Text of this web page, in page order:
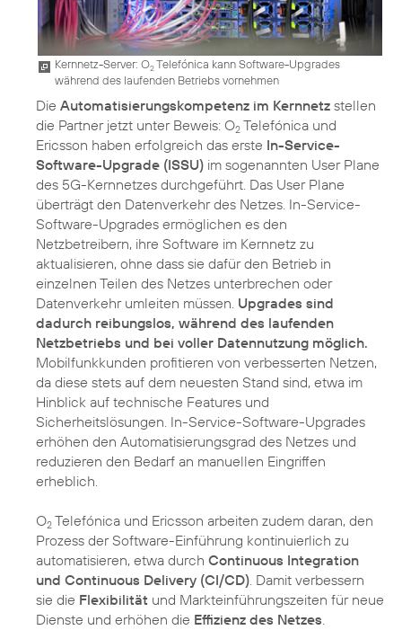
Kernnetz-Server: O2Telefónica kann Software-Upgrades
während des laufenden Betriebs vornehmen
Die Automatisierungskompetenz im Kernnetz stellen
die Partner jetzt unter Beweis: O2 Telefónica und
Ericsson haben erfolgreich das erste In-Service-
Software-Upgrade (ISSU) im sogenannten User Plane
des 5G-Kernnetzes durchgeführt. Das User Plane
überträgt den Datenverkehr des Netzes. In-Service-
Software-Upgrades ermöglichen es den
Netzbetreibern, ihre Software im Kernnetz zu
aktualisieren, ohne dass sie dafür den Betrieb in
einzelnen Teilen des Netzes unterbrechen oder
Datenverkehr umleiten müssen. Upgrades sind
dadurch reibungslos, während des laufenden
Netzbetriebs und bei voller Datennutzung möglich.
Mobilfunkkunden profitieren von verbesserten Netzen,
da diese stets auf dem neuesten Stand sind, etwa im
Hinblick auf technische Features und
Sicherheitslösungen. In-Service-Software-Upgrades
erhöhen den Automatisierungsgrad des Netzes und
reduzieren den Bedarf an manuellen Eingriffen
erheblich.
O2 Telefónica und Ericsson arbeiten zudem daran, den
Prozess der Software-Einführung kontinuierlich zu
automatisieren, etwa durch Continuous Integration
und Continuous Delivery (CI/CD). Damit verbessern
sie die Flexibilität und Markteinführungszeiten für neue
Dienste und erhöhen die Effizienz des Netzes.